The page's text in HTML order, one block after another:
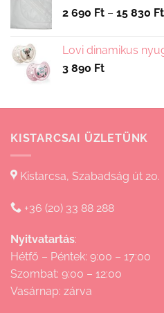
2 690 Ft – 15 830 Ft
Lovi dinamikus
3 890 Ft
KISTARCSAI ÜZLETÜNK
Kistarcsa, Szabadság út 20.
+36 (20) 33 88 288
Nyitvatartás:
Hétfő – Péntek: 9:00 – 17:00
Szombat: 9:00 – 12:00
Vasárnap: zárva